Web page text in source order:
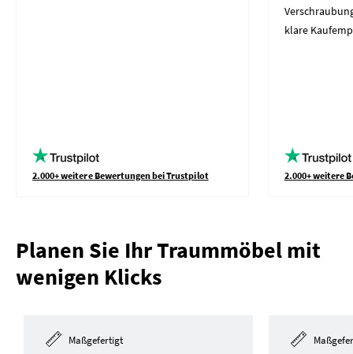
2.000+ weitere Bewertungen bei Trustpilot
klare
2.000+ weitere
Planen Sie Ihr Traummöbel mit
wenigen Klicks
Maßgefertigt